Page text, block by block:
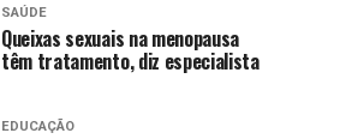
SAÚDE
Queixas sexuais na menopausa
têm tratamento, diz especialista
EDUCAÇÃO